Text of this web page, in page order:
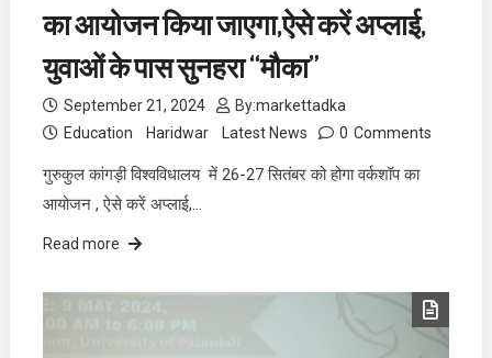
का आयोजन किया जाएगा,ऐसे करें अप्लाई,
युवाओं के पास सुनहरा “मौका”
September 21, 2024 By:markettadka
Education
Haridwar Latest News 0 Comments
गुरुकुल कांगड़ी विश्वविधालय में 26-27 सितंबर को होगा वर्कशॉप का
आयोजन , ऐसे करें अप्लाई,…
Read more